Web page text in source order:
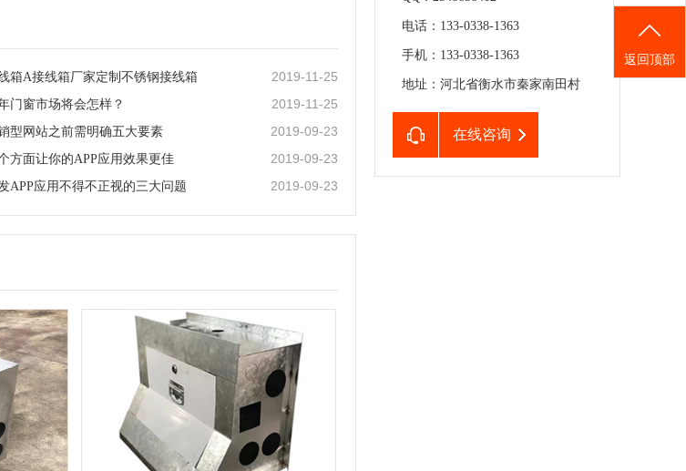
箱A接线箱厂家定制不锈钢接线箱 2019-11-25
门窗市场将会怎样？ 2019-11-25
型网站之前需明确五大要素 2019-09-23
方面让你的APP应用效果更佳 2019-09-23
APP应用不得不正视的三大问题 2019-09-23
电话：133-0338-1363
手机：133-0338-1363
地址：河北省衡水市秦家南田村
在线咨询
返回顶部